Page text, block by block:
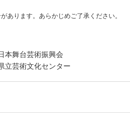
あります。あらかじめご了承ください。
本舞台芸術振興会
立芸術文化センター